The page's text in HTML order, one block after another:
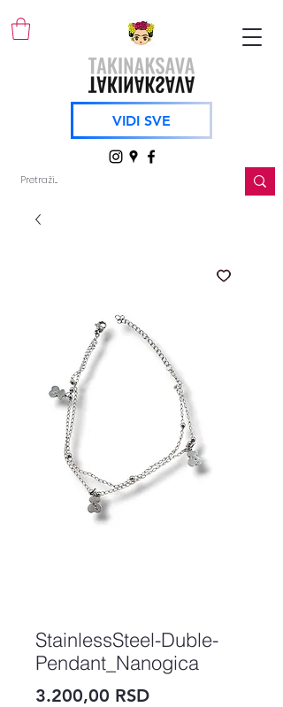
VIDI SVE
StainlessSteel-Duble-
Pendant_Nanogica
3.200,00 RSDPrice